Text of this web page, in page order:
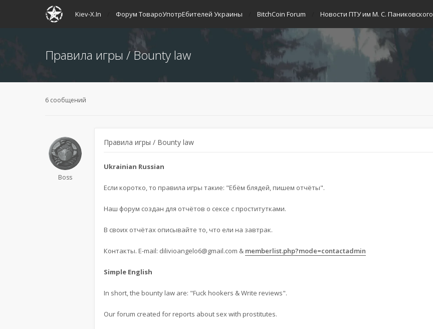
Kiev-X.In Форум ТовароУпотрЕбителей Украины BitchCoin Forum Новости ПТУ им М. С. Паниковского
Правила игры / Bounty law
6 сообщений
Boss
Правила игры / Bounty law
Ukrainian Russian
Если коротко, то правила игры такие: "Ебём блядей, пишем отчёты".
Наш форум создан для отчётов о сексе с проститутками.
В своих отчётах описывайте то, что ели на завтрак.
Контакты. E-mail: dilivioangelo6@gmail.com & memberlist.php?mode=contactadmin
Simple English
In short, the bounty law are: "Fuck hookers & Write reviews".
Our forum created for reports about sex with prostitutes.